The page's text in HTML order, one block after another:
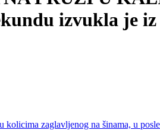
izvukla je